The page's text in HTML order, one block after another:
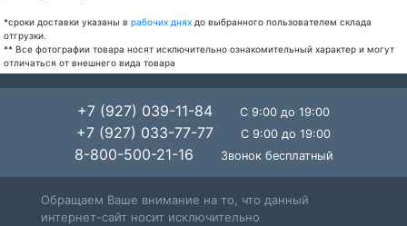
*сроки доставки указаны в рабочих днях до выбранного пользователем склада
отгрузки.
** Все фотографии товара носят исключительно ознакомительный характер и могут
отличаться от внешнего вида товара
+7 (927) 039-11-84 С 9:00 до 19:00
+7 (927) 033-77-77 С 9:00 до 19:00
8-800-500-21-16 Звонок бесплатный
Обращаем Ваше внимание на то, что данный
интернет-сайт носит исключительно